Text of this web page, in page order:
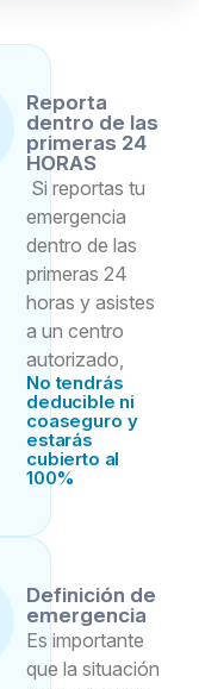
Reporta
dentro de las
primeras 24
HORAS
Si reportas tu
emergencia
dentro de las
primeras 24
horas y asistes
a un centro
autorizado,
No tendrás
deducible ni
coaseguro y
estarás
cubierto al
100%
Definición de
emergencia
Es importante
que la situación